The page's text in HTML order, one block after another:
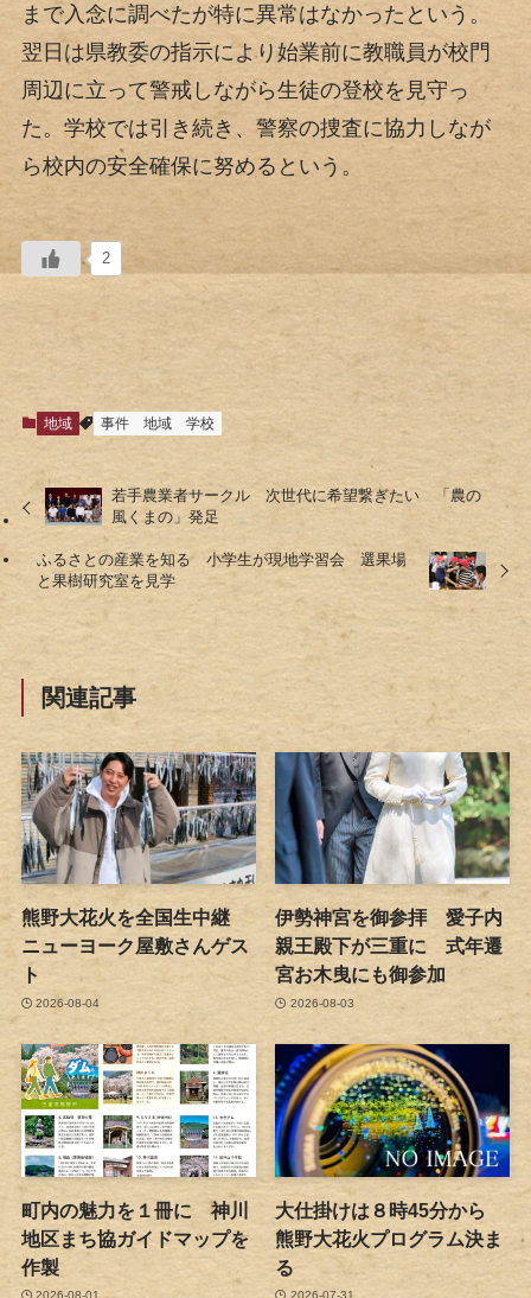
まで入念に調べたが特に異常はなかったという。
翌日は県教委の指示により始業前に教職員が校門
周辺に立って警戒しながら生徒の登校を見守っ
た。学校では引き続き、警察の捜査に協力しなが
ら校内の安全確保に努めるという。
2
地域 事件 地域 学校
若手農業者サークル 次世代に希望繋ぎたい 「農の
風くまの」発足
ふるさとの産業を知る 小学生が現地学習会 選果場
と果樹研究室を見学
関連記事
熊野大花火を全国生中継
ニューヨーク屋敷さんゲス
ト
2026-08-04
伊勢神宮を御参拝 愛子内
親王殿下が三重に 式年遷
宮お木曳にも御参加
2026-08-03
町内の魅力を１冊に 神川
地区まち協ガイドマップを
作製
2026-08-01
大仕掛けは８時45分から
熊野大花火プログラム決ま
る
2026-07-31